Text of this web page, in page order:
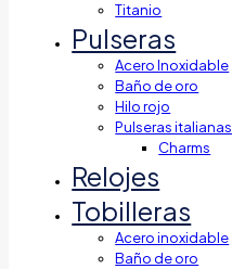
Titanio
Pulseras
Acero Inoxidable
Baño de oro
Hilo rojo
Pulseras italianas
Charms
Relojes
Tobilleras
Acero inoxidable
Baño de oro